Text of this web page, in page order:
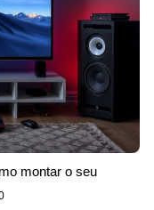
montar o seu